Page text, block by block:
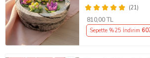
(21)
810,00 TL
Sepette %25 İndirim